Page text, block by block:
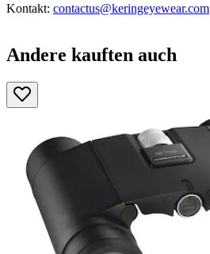
Kontakt: contactus@keringeyewear.com
Andere kauften auch